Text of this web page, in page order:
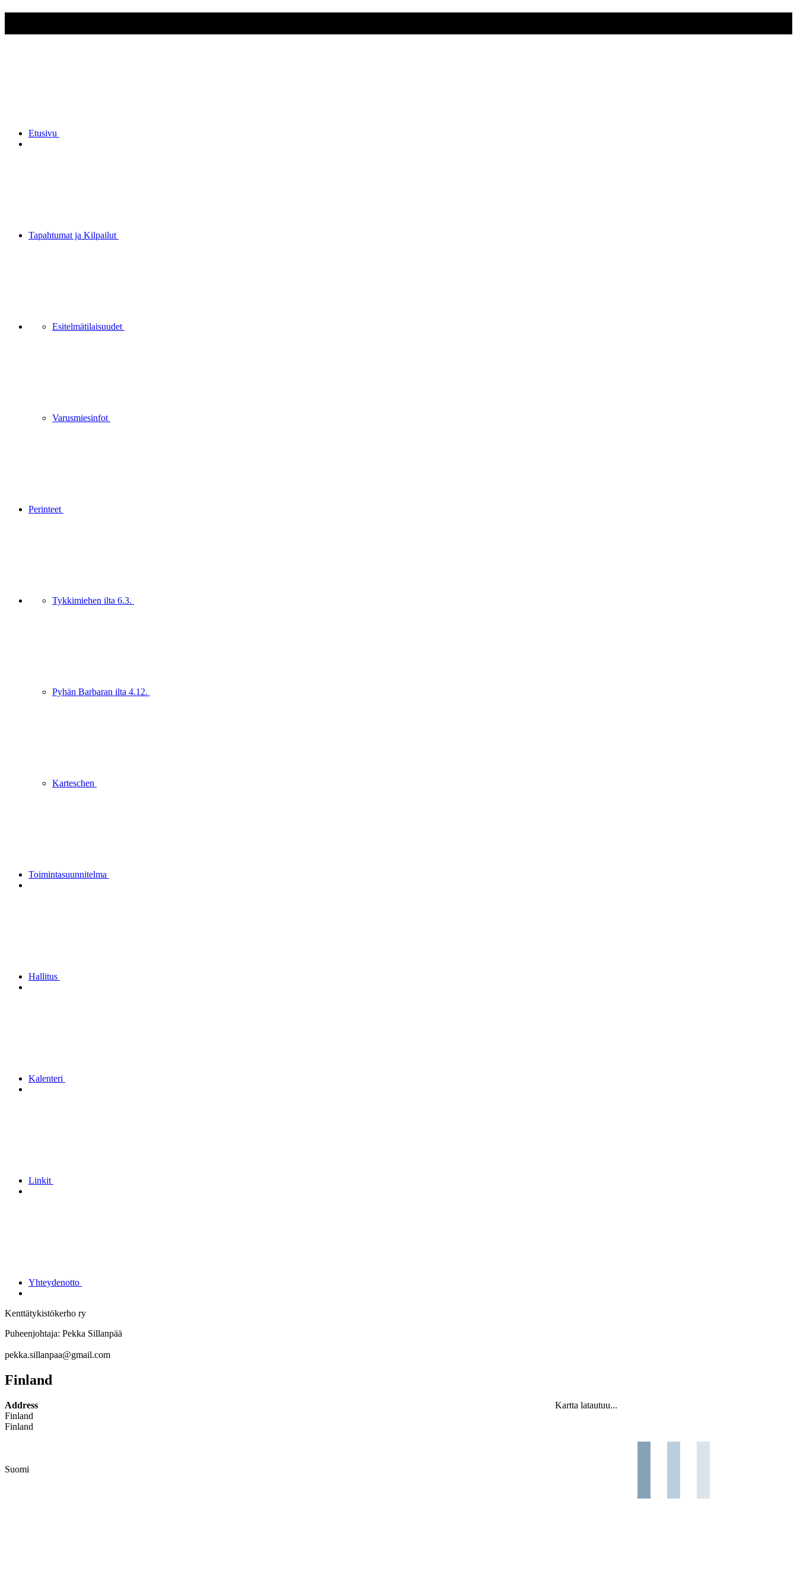
Etusivu
Tapahtumat ja Kilpailut
Esitelmätilaisuudet
Varusmiesinfot
Perinteet
Tykkimiehen ilta 6.3.
Pyhän Barbaran ilta 4.12.
Karteschen
Toimintasuunnitelma
Hallitus
Kalenteri
Linkit
Yhteydenotto
Kenttätykistökerho ry
Puheenjohtaja: Pekka Sillanpää
pekka.sillanpaa@gmail.com
Finland
Kartta latautuu...
Address
Finland
Finland
Suomi